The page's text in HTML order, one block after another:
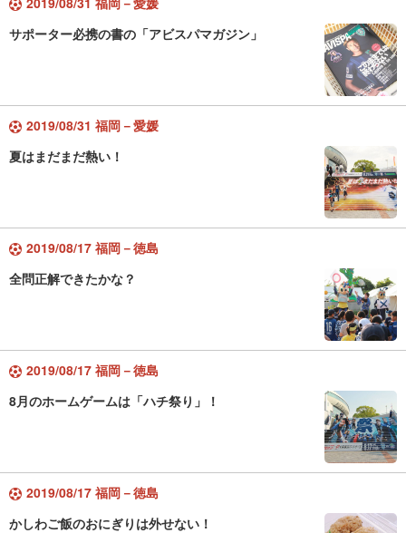
サポーター必携の書の「アビスパマガジン」
2019/08/31 福岡－愛媛
夏はまだまだ熱い！
2019/08/17 福岡－徳島
全問正解できたかな？
2019/08/17 福岡－徳島
8月のホームゲームは「ハチ祭り」！
2019/08/17 福岡－徳島
かしわご飯のおにぎりは外せない！